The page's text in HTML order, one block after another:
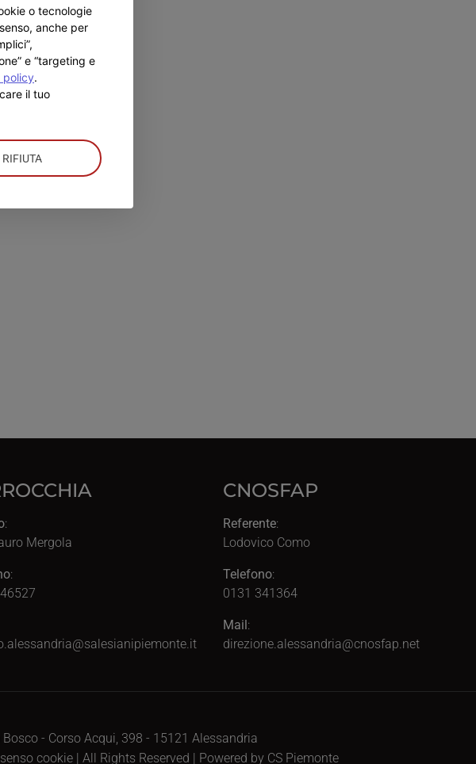
:
Mergola
:
CNOSFAP
Referente:
Lodovico Como
Telefono:
0131 341364
Mail :
direzione.alessandria@cnosfap.net
- Corso Acqui, 398 - 15121 Alessandria
cookie | All Rights Reserved | Powered by CS Piemonte
o tecnologie
anche per
e “targeting e
policy.
il tuo
RIFIUTA